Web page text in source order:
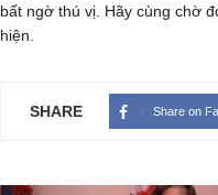
bất ngờ thú vị. Hãy cùng chờ
hiện.
SHARE Share on